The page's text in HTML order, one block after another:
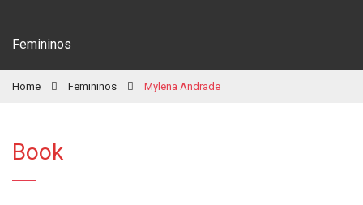
Femininos
Home Femininos Mylena Andrade
Book